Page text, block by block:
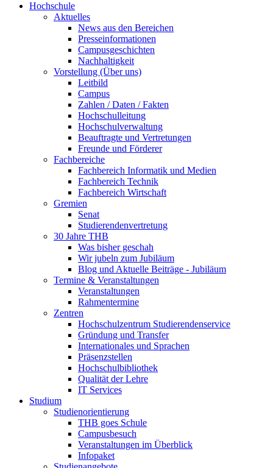
Hochschule
Aktuelles
News aus den Bereichen
Presseinformationen
Campusgeschichten
Nachhaltigkeit
Vorstellung (Über uns)
Leitbild
Campus
Zahlen / Daten / Fakten
Hochschulleitung
Hochschulverwaltung
Beauftragte und Vertretungen
Freunde und Förderer
Fachbereiche
Fachbereich Informatik und Medien
Fachbereich Technik
Fachbereich Wirtschaft
Gremien
Senat
Studierendenvertretung
30 Jahre THB
Was bisher geschah
Wir jubeln zum Jubiläum
Blog und Aktuelle Beiträge - Jubiläum
Termine & Veranstaltungen
Veranstaltungen
Rahmentermine
Zentren
Hochschulzentrum Studierendenservice
Gründung und Transfer
Internationales und Sprachen
Präsenzstellen
Hochschulbibliothek
Qualität der Lehre
IT Services
Studium
Studienorientierung
THB goes Schule
Campusbesuch
Veranstaltungen im Überblick
Infopaket